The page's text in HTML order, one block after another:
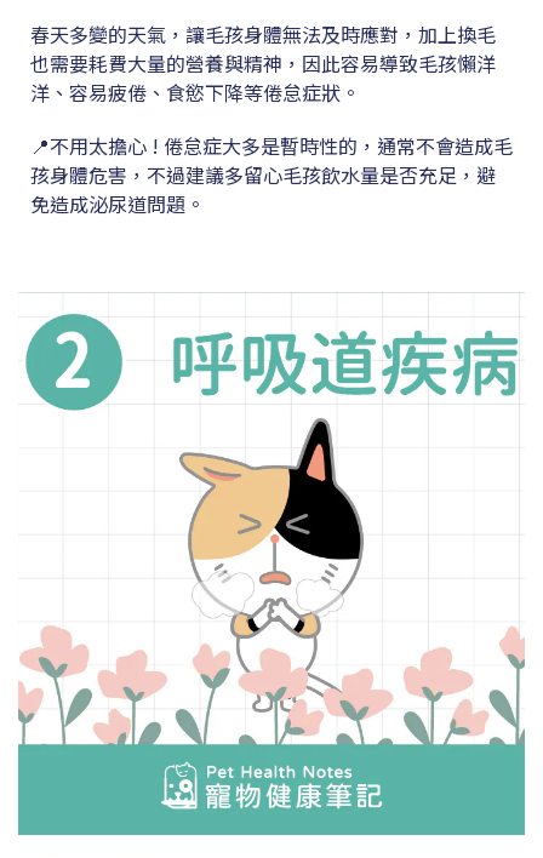
春天多變的天氣，讓毛孩身體無法及時應對，加上換毛
也需要耗費大量的營養與精神，因此容易導致毛孩懶洋
洋、容易疲倦、食慾下降等倦怠症狀。
📍不用太擔心 ! 倦怠症大多是暫時性的，通常不會造成毛
孩身體危害，不過建議多留心毛孩飲水量是否充足，避
免造成泌尿道問題。